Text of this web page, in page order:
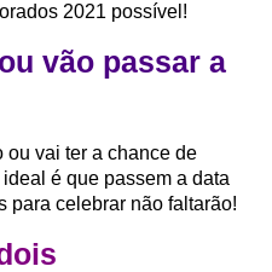
2021 possível!
vão passar a
ou vai ter a chance de
é que passem a data
para celebrar não faltarão!